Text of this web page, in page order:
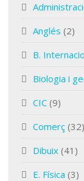
Anglés (2)
B.
Biologia i
CIC (9)
Comerç (32)
Dibuix (41)
E. Física (3)